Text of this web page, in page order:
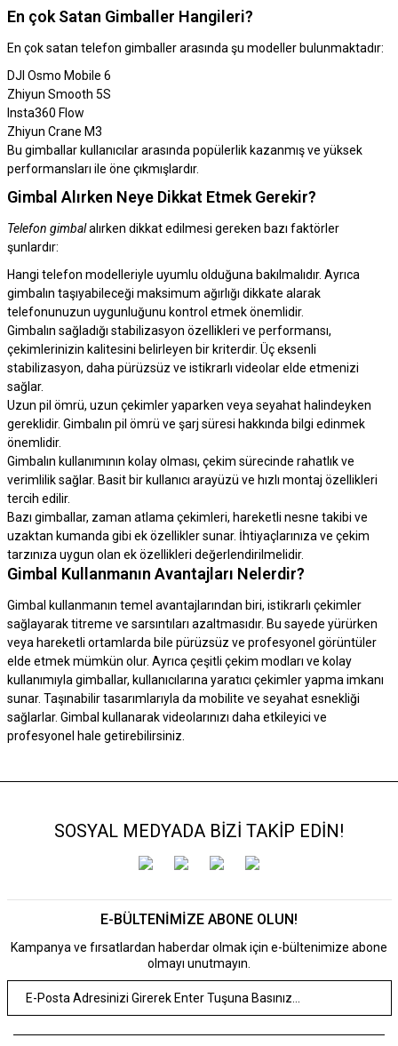
En çok Satan Gimballer Hangileri?
En çok satan telefon gimballer arasında şu modeller bulunmaktadır:
DJI Osmo Mobile 6
Zhiyun Smooth 5S
Insta360 Flow
Zhiyun Crane M3
Bu gimballar kullanıcılar arasında popülerlik kazanmış ve yüksek
performansları ile öne çıkmışlardır.
Gimbal Alırken Neye Dikkat Etmek Gerekir?
Telefon gimbalalırken dikkat edilmesi gereken bazı faktörler
şunlardır:
Hangi telefon modelleriyle uyumlu olduğuna bakılmalıdır. Ayrıca
gimbalın taşıyabileceği maksimum ağırlığı dikkate alarak
telefonunuzun uygunluğunu kontrol etmek önemlidir.
Gimbalın sağladığı stabilizasyon özellikleri ve performansı,
çekimlerinizin kalitesini belirleyen bir kriterdir. Üç eksenli
stabilizasyon, daha pürüzsüz ve istikrarlı videolar elde etmenizi
sağlar.
Uzun pil ömrü, uzun çekimler yaparken veya seyahat halindeyken
gereklidir. Gimbalın pil ömrü ve şarj süresi hakkında bilgi edinmek
önemlidir.
Gimbalın kullanımının kolay olması, çekim sürecinde rahatlık ve
verimlilik sağlar. Basit bir kullanıcı arayüzü ve hızlı montaj özellikleri
tercih edilir.
Bazı gimballar, zaman atlama çekimleri, hareketli nesne takibi ve
uzaktan kumanda gibi ek özellikler sunar. İhtiyaçlarınıza ve çekim
tarzınıza uygun olan ek özellikleri değerlendirilmelidir.
Gimbal Kullanmanın Avantajları Nelerdir?
Gimbal kullanmanın temel avantajlarından biri, istikrarlı çekimler
sağlayarak titreme ve sarsıntıları azaltmasıdır. Bu sayede yürürken
veya hareketli ortamlarda bile pürüzsüz ve profesyonel görüntüler
elde etmek mümkün olur. Ayrıca çeşitli çekim modları ve kolay
kullanımıyla gimballar, kullanıcılarına yaratıcı çekimler yapma imkanı
sunar. Taşınabilir tasarımlarıyla da mobilite ve seyahat esnekliği
sağlarlar. Gimbal kullanarak videolarınızı daha etkileyici ve
profesyonel hale getirebilirsiniz.
SOSYAL MEDYADA BİZİ TAKİP EDİN!
E-BÜLTENİMİZE ABONE OLUN!
Kampanya ve fırsatlardan haberdar olmak için e-bültenimize abone
olmayı unutmayın.